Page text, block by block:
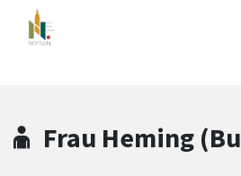
Zum Hauptinhalt springen
Frau Heming